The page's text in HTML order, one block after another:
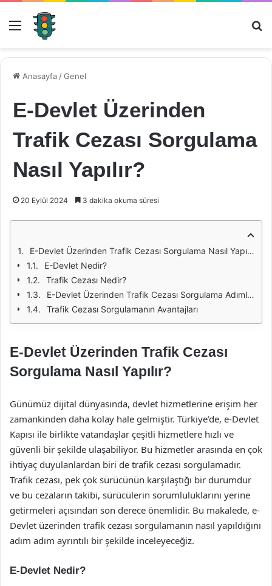
Menü
Anasayfa /Genel
E-Devlet Üzerinden
Trafik Cezası Sorgulama
Nasıl Yapılır?
20 Eylül 2024 3 dakika okuma süresi
E-Devlet Üzerinden Trafik Cezası Sorgulama Nasıl Yapılır?
E-Devlet Nedir?
Trafik Cezası Nedir?
E-Devlet Üzerinden Trafik Cezası Sorgulama Adımları
Trafik Cezası Sorgulamanın Avantajları
E-Devlet Üzerinden Trafik Cezası
Sorgulama Nasıl Yapılır?
Günümüz dijital dünyasında, devlet hizmetlerine erişim her
zamankinden daha kolay hale gelmiştir. Türkiye’de, e-Devlet
Kapısı ile birlikte vatandaşlar çeşitli hizmetlere hızlı ve
güvenli bir şekilde ulaşabiliyor. Bu hizmetler arasında en çok
ihtiyaç duyulanlardan biri de trafik cezası sorgulamadır.
Trafik cezası, pek çok sürücünün karşılaştığı bir durumdur
ve bu cezaların takibi, sürücülerin sorumluluklarını yerine
getirmeleri açısından son derece önemlidir. Bu makalede, e-
Devlet üzerinden trafik cezası sorgulamanın nasıl yapıldığını
adım adım ayrıntılı bir şekilde inceleyeceğiz.
E-Devlet Nedir?